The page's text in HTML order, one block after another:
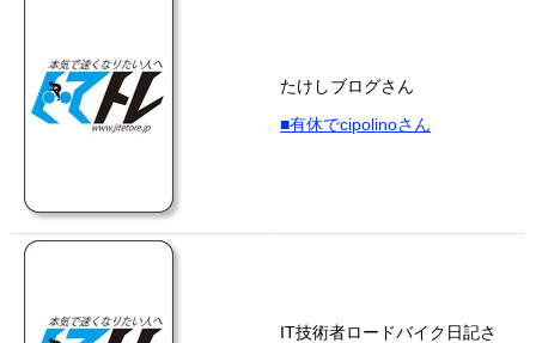
たけしブログさん
■有休でcipolinoさん
IT技術者ロードバイク日記さ